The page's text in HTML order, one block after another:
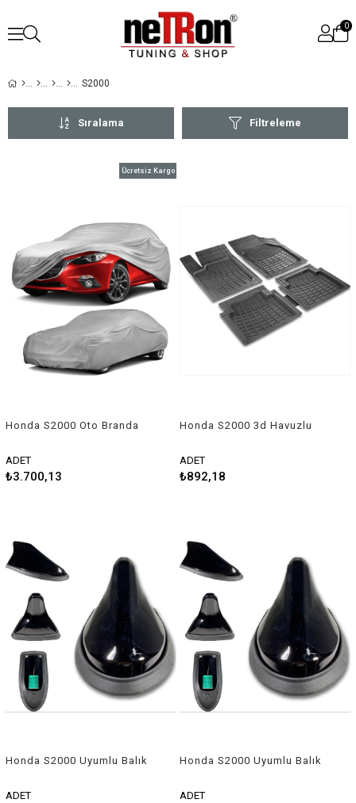
0
S2000
Filtreleme
Sıralama
Honda S2000 Oto Branda
ADET
₺3.700,13
Ücretsiz Kargo
Honda S2000 3d Havuzlu
ADET
₺892,18
Honda S2000 Uyumlu Balık
ADET
Honda S2000 Uyumlu Balık
ADET